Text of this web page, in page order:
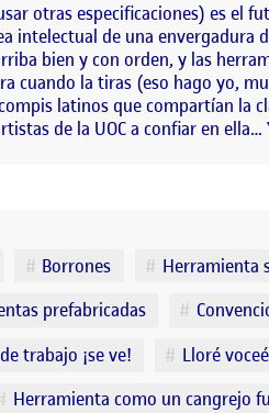
otras especificaciones) es el
intelectual de una
bien y con orden, y las
cuando la tiras (eso hago yo,
latinos que compartían la
de la UOC a confiar en
Borrones Herramienta
prefabricadas
trabajo ¡se ve!
Lloré
Herramienta como un cangrejo